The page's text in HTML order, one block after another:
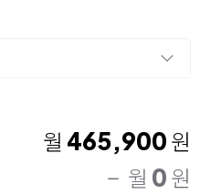
월 465,900 원
월 0 원